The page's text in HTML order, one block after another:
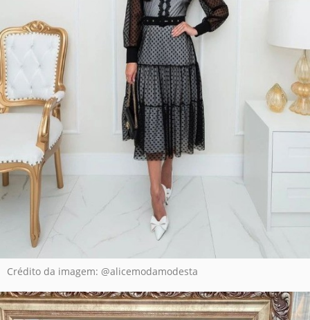
Crédito da imagem: @alicemodamodesta